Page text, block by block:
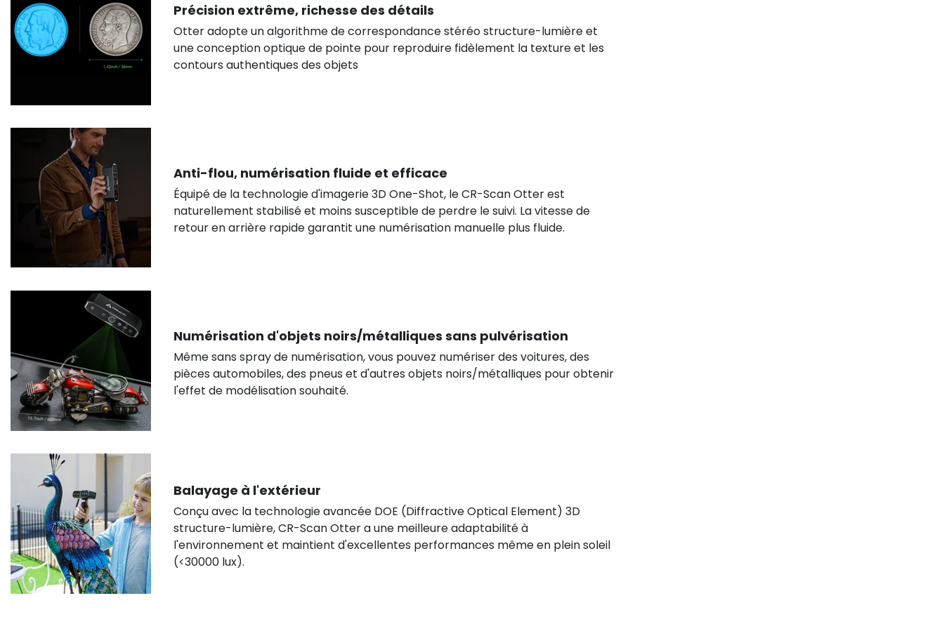
Précision extrême, richesse des détails
Otter adopte un algorithme de correspondance stéréo structure-lumière et
une conception optique de pointe pour reproduire fidèlement la texture et les
contours authentiques des objets
Anti-flou, numérisation fluide et efficace
Équipé de la technologie d'imagerie 3D One-Shot, le CR-Scan Otter est
naturellement stabilisé et moins susceptible de perdre le suivi. La vitesse de
retour en arrière rapide garantit une numérisation manuelle plus fluide.
Numérisation d'objets noirs/métalliques sans pulvérisation
Même sans spray de numérisation, vous pouvez numériser des voitures, des
pièces automobiles, des pneus et d'autres objets noirs/métalliques pour obtenir
l'effet de modélisation souhaité.
Balayage à l'extérieur
Conçu avec la technologie avancée DOE (Diffractive Optical Element) 3D
structure-lumière, CR-Scan Otter a une meilleure adaptabilité à
l'environnement et maintient d'excellentes performances même en plein soleil
(<30000 lux).